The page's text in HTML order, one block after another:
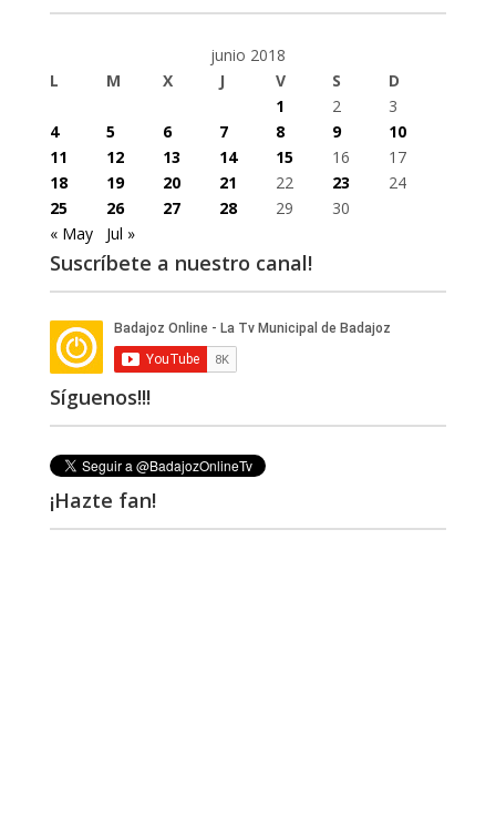
junio 2018
L
M X J V S
D
1
2
3
4
5 6 7 8 9
10
11
12 13 14 15 16
17
18
19 20 21 22 23
24
25
26 27 28 29
30
« May
Jul »
Suscríbete a nuestro canal!
Síguenos!!!
¡Hazte fan!